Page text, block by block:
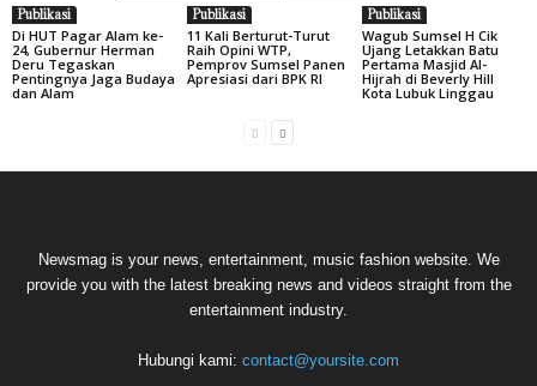
Publikasi
Di HUT Pagar Alam ke-
24, Gubernur Herman
Deru Tegaskan
Pentingnya Jaga Budaya
dan Alam
Publikasi
11 Kali Berturut-Turut
Raih Opini WTP,
Pemprov Sumsel Panen
Apresiasi dari BPK RI
Publikasi
Wagub Sumsel H Cik
Ujang Letakkan Batu
Pertama Masjid Al-
Hijrah di Beverly Hill
Kota Lubuk Linggau
Newsmag is your news, entertainment, music fashion website. We
provide you with the latest breaking news and videos straight from the
entertainment industry.
Hubungi kami: contact@yoursite.com